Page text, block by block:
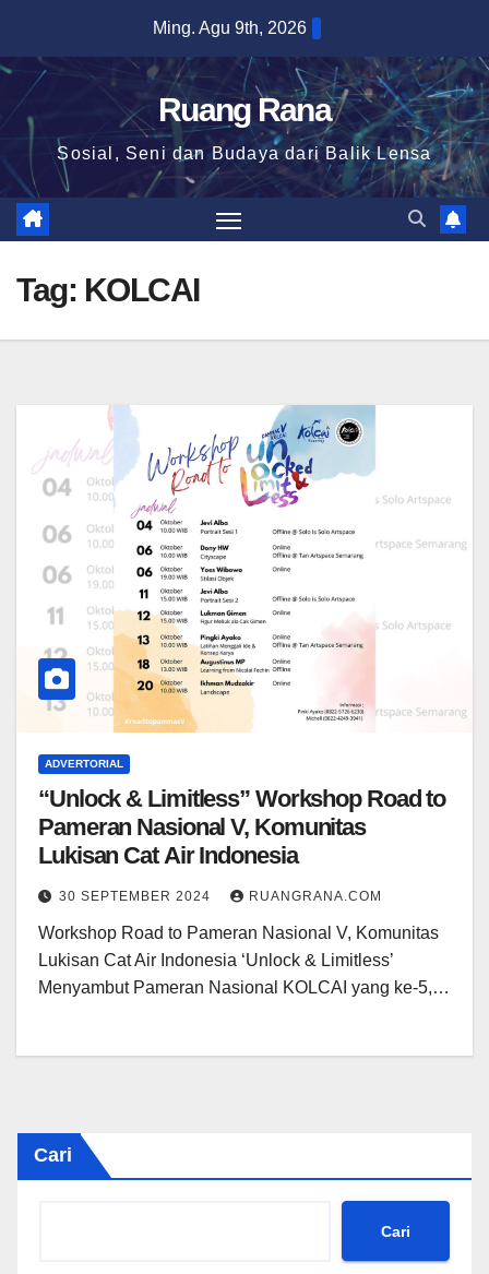
content
Ming. Agu 9th, 2026
Ruang Rana
Sosial, Seni dan Budaya dari Balik Lensa
Tag: KOLCAI
ADVERTORIAL
“Unlock & Limitless” Workshop Road to
Pameran Nasional V, Komunitas
Lukisan Cat Air Indonesia
30 SEPTEMBER 2024 RUANGRANA.COM
Workshop Road to Pameran Nasional V, Komunitas
Lukisan Cat Air Indonesia ‘Unlock & Limitless’
Menyambut Pameran Nasional KOLCAI yang ke-5,…
Cari
Cari